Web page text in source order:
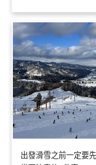
出發滑雪之前一定要